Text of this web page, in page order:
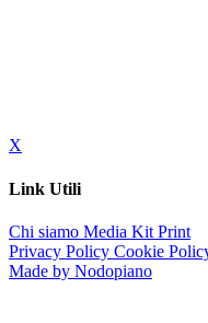
X
Link Utili
Chi siamo Media Kit Print
Privacy Policy Cookie
Made by Nodopiano